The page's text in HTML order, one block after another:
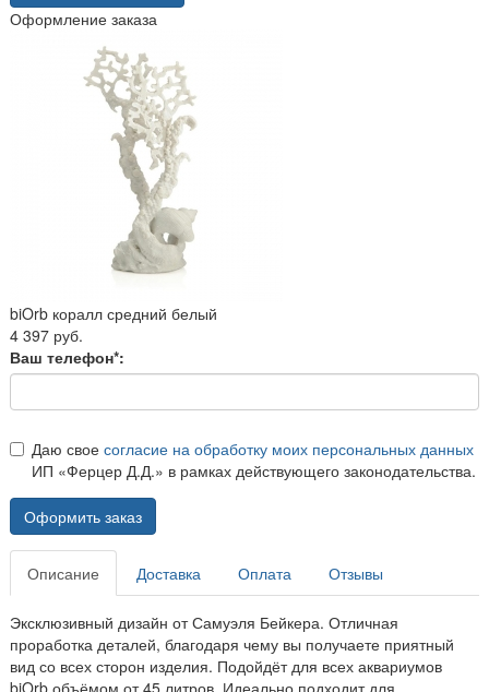
Оформление заказа
biOrb коралл средний белый
4 397 руб.
Ваш телефон*:
Даю свое согласие на обработку моих персональных данных
ИП «Ферцер Д.Д.» в рамках действующего законодательства.
Оформить заказ
Описание Доставка Оплата Отзывы
Эксклюзивный дизайн от Самуэля Бейкера. Отличная
проработка деталей, благодаря чему вы получаете приятный
вид со всех сторон изделия. Подойдёт для всех аквариумов
biOrb объёмом от 45 литров. Идеально подходит для